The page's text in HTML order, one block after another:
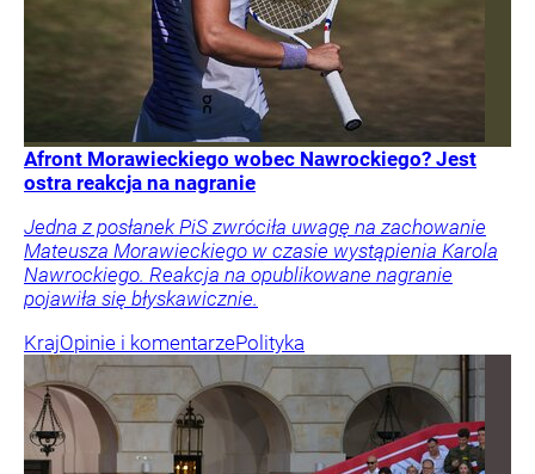
Afront Morawieckiego wobec Nawrockiego? Jest
ostra reakcja na nagranie
Jedna z posłanek PiS zwróciła uwagę na zachowanie
Mateusza Morawieckiego w czasie wystąpienia Karola
Nawrockiego. Reakcja na opublikowane nagranie
pojawiła się błyskawicznie.
KrajOpinie i komentarzePolityka